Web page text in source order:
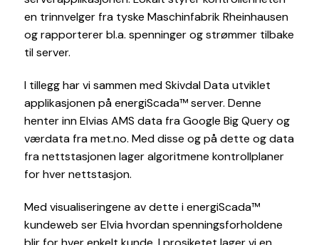
en trinnvelger fra tyske Maschinfabrik Rheinhausen
og rapporterer bl.a. spenninger og strømmer tilbake
til server.
I tillegg har vi sammen med Skivdal Data utviklet
applikasjonen på energiScada™ server. Denne
henter inn Elvias AMS data fra Google Big Query og
værdata fra met.no. Med disse og på dette og data
fra nettstasjonen lager algoritmene kontrollplaner
for hver nettstasjon.
Med visualiseringene av dette i energiScada™
kundeweb ser Elvia hvordan spenningsforholdene